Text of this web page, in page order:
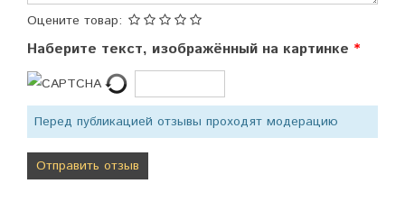
Оцените товар:
Наберите текст, изображённый на картинке
Перед публикацией отзывы проходят модерацию